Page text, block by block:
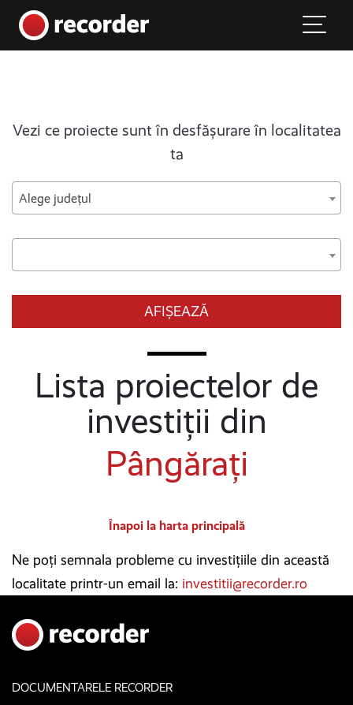
Main Navigation
Vezi ce proiecte sunt în desfășurare în localitatea
ta
Alege județul
AFIȘEAZĂ
Lista proiectelor de
investiții din
Pângărați
Înapoi la harta principală
Ne poți semnala probleme cu investițiile din această
localitate printr-un email la: investitii@recorder.ro
DOCUMENTARELE RECORDER